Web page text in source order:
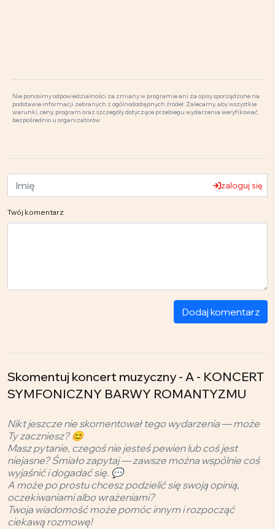
Nie ponosimy odpowiedzialności za zmiany w programie ani za opisy sporządzone na
podstawie informacji zebranych z ogólnodostępnych źródeł. Zalecamy, aby wszystkie
warunki, ceny, program oraz szczegóły dotyczące przebiegu wydarzenia weryfikować
bezpośrednio u organizatorów.
zaloguj się
Twój komentarz
Dodaj komentarz
Skomentuj koncert muzyczny - A - KONCERT
SYMFONICZNY BARWY ROMANTYZMU
Nikt jeszcze nie skomentował tego wydarzenia — może
Ty zaczniesz? 😊
Masz pytanie, czegoś nie jesteś pewien lub coś jest
niejasne? Śmiało zapytaj — zawsze można wspólnie coś
wyjaśnić i dogadać się. 💬
A może po prostu chcesz podzielić się swoją opinią,
oczekiwaniami albo wrażeniami?
Twoja wiadomość może pomóc innym i rozpocząć
ciekawą rozmowę!